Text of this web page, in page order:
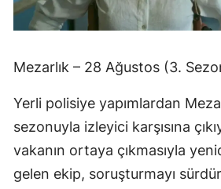
Mezarlık – 28 Ağustos (3.
Yerli polisiye yapımlardan
sezonuyla izleyici karşısına
vakanın ortaya çıkmasıyla
gelen ekip, soruşturmayı